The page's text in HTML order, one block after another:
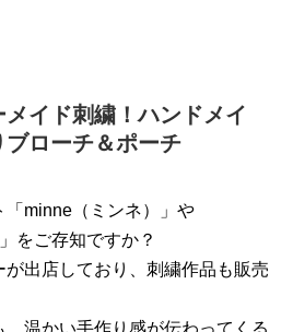
イド刺繍！ハンドメイ
ブローチ＆ポーチ
minne（ミンネ）」や
をご存知ですか？
出店しており、刺繍作品も販売